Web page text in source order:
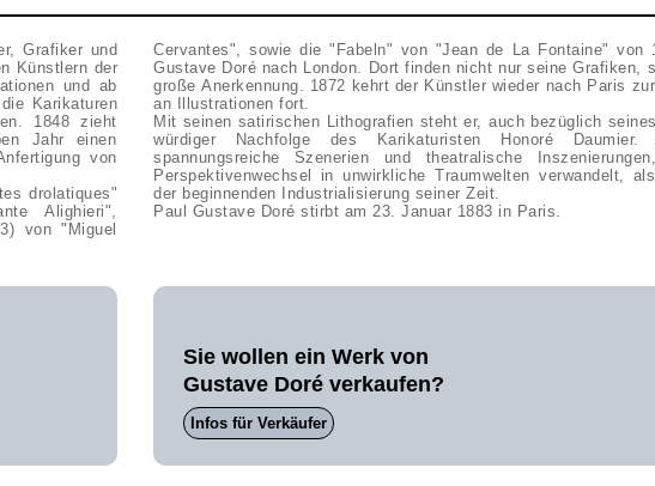
Grafiker und
Künstlern der
und ab
Karikaturen
1848 zieht
Jahr einen
von
drolatiques"
Alighieri",
von "Miguel
Cervantes", sowie die "Fabeln" von "Jean de La Fontaine" von
Gustave Doré nach London. Dort finden nicht nur seine Grafiken,
große Anerkennung. 1872 kehrt der Künstler wieder nach Paris
an Illustrationen fort.
Mit seinen satirischen Lithografien steht er, auch bezüglich
würdiger Nachfolge des Karikaturisten Honoré
spannungsreiche Szenerien und theatralische
Perspektivenwechsel in unwirkliche Traumwelten verwandelt,
der beginnenden Industrialisierung seiner Zeit.
Paul Gustave Doré stirbt am 23. Januar 1883 in Paris.
Sie wollen ein Werk von
Gustave Doré verkaufen?
Infos für Verkäufer